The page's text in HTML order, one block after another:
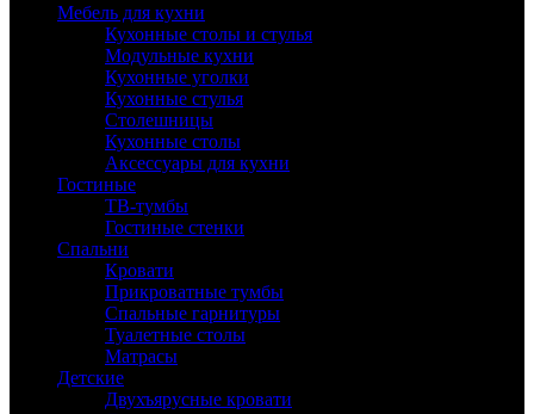
Мебель для кухни
Кухонные столы и стулья
Модульные кухни
Кухонные уголки
Кухонные стулья
Столешницы
Кухонные столы
Аксессуары для кухни
Гостиные
ТВ-тумбы
Гостиные стенки
Спальни
Кровати
Прикроватные тумбы
Спальные гарнитуры
Туалетные столы
Матрасы
Детские
Двухъярусные кровати